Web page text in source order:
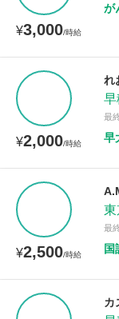
¥3,000/時給
が
¥2,000/時給
れ
早
最
早
¥2,500/時給
東
最
国
カ